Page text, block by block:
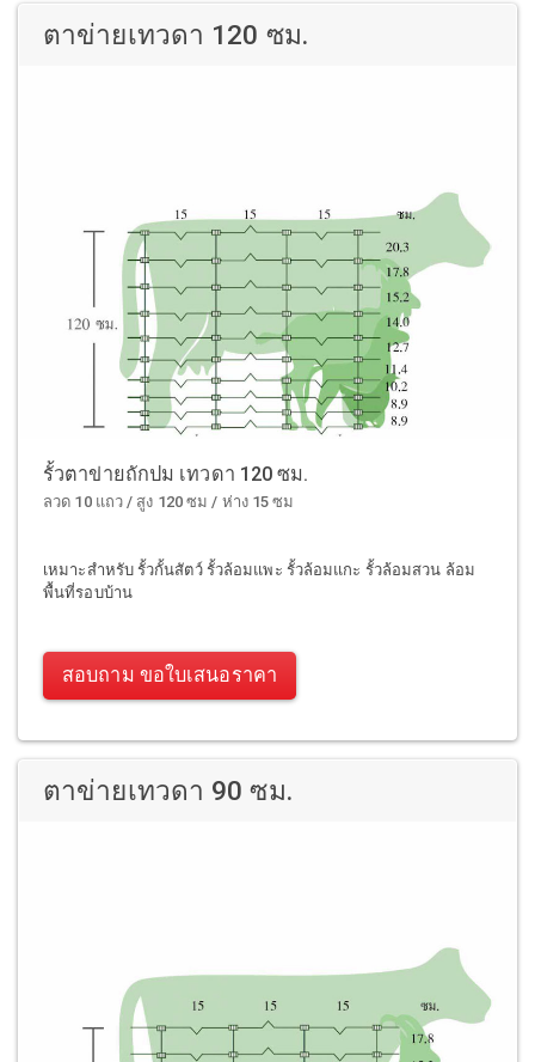
ตาข่ายเทวดา 120 ซม.
รั้วตาข่ายถักปม เทวดา 120 ซม.
ลวด 10 แถว / สูง 120 ซม / ห่าง 15 ซม
เหมาะสำหรับ รั้วกั้นสัตว์ รั้วล้อมแพะ รั้วล้อมแกะ รั้วล้อมสวน ล้อม
พื้นที่รอบบ้าน
สอบถาม ขอใบเสนอราคา
ตาข่ายเทวดา 90 ซม.